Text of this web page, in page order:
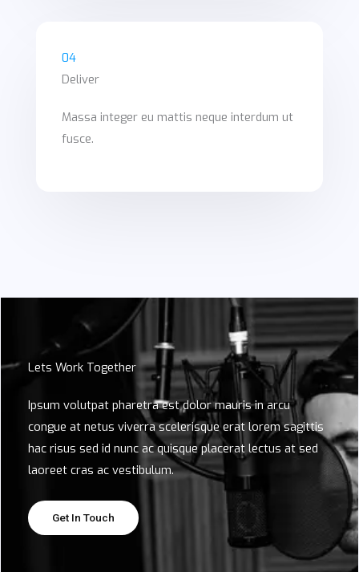
04
Deliver
Massa integer eu mattis neque interdum ut
fusce.
Lets Work Together
Ipsum volutpat pharetra est dolor mauris in arcu
congue at netus viverra scelerisque erat lorem sagittis
hac risus sed id nunc ac quisque placerat lectus at sed
laoreet cras ac vestibulum.
Get In Touch